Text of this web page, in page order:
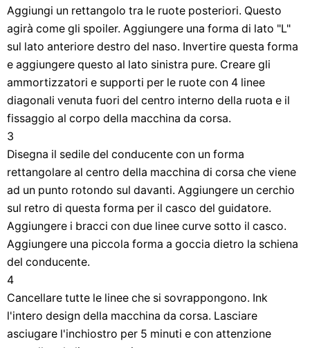
Aggiungi un rettangolo tra le ruote posteriori. Questo
agirà come gli spoiler. Aggiungere una forma di lato "L"
sul lato anteriore destro del naso. Invertire questa forma
e aggiungere questo al lato sinistra pure. Creare gli
ammortizzatori e supporti per le ruote con 4 linee
diagonali venuta fuori del centro interno della ruota e il
fissaggio al corpo della macchina da corsa.
3
Disegna il sedile del conducente con un forma
rettangolare al centro della macchina di corsa che viene
ad un punto rotondo sul davanti. Aggiungere un cerchio
sul retro di questa forma per il casco del guidatore.
Aggiungere i bracci con due linee curve sotto il casco.
Aggiungere una piccola forma a goccia dietro la schiena
del conducente.
4
Cancellare tutte le linee che si sovrappongono. Ink
l'intero design della macchina da corsa. Lasciare
asciugare l'inchiostro per 5 minuti e con attenzione